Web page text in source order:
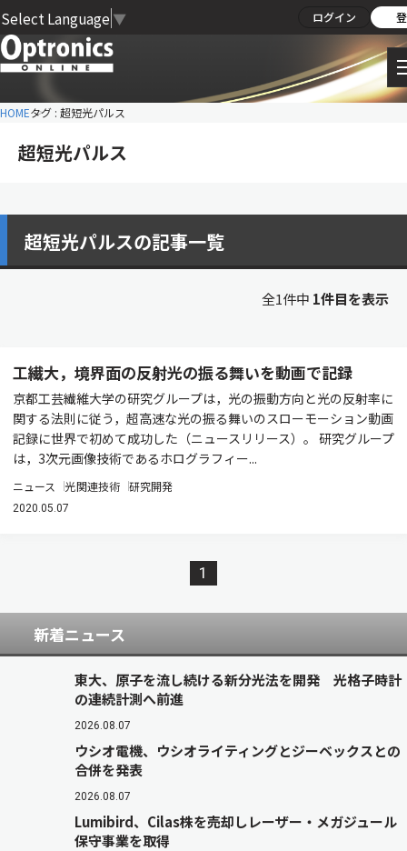
Select Language ▼ ログイン
HOMEタグ : 超短光パルス
超短光パルス
超短光パルスの記事一覧
全1件中 1件目を表示
工繊大，境界面の反射光の振る舞いを動画で記録
京都工芸繊維大学の研究グループは，光の振動方向と光の反射率に
関する法則に従う，超高速な光の振る舞いのスローモーション動画
記録に世界で初めて成功した（ニュースリリース）。 研究グループ
は，3次元画像技術であるホログラフィー...
ニュース 光関連技術 研究開発
2020.05.07
1
新着ニュース
東大、原子を流し続ける新分光法を開発 光格子時計
の連続計測へ前進
2026.08.07
ウシオ電機、ウシオライティングとジーベックスとの
合併を発表
2026.08.07
Lumibird、Cilas株を売却しレーザー・メガジュール
保守事業を取得